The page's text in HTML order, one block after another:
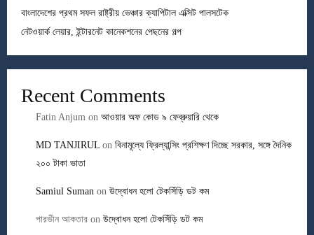
বাংলাদেশের প্রথম সফল রাষ্ট্রীয় ভেঞ্চার ক্যাপিটাল এক্সিট পালসটেক
নেটওয়ার্ক লেয়ার, ইন্টারনেট কানেকশনের পেছনের গল্প
Recent Comments
Fatin Anjum on আওয়ার অফ কোড ৯ ফেব্রুয়ারি থেকে
MD TANJIRUL on বিনামূল্যে ফ্রিল্যান্সিং প্রশিক্ষণ দিচ্ছে সরকার, সঙ্গে দৈনিক
২০০ টাকা ভাতা
Samiul Suman on উদ্বোধন হলো টেকসিঁড়ি ডট কম
পারভীন আকতার on উদ্বোধন হলো টেকসিঁড়ি ডট কম